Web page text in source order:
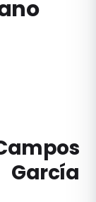
García